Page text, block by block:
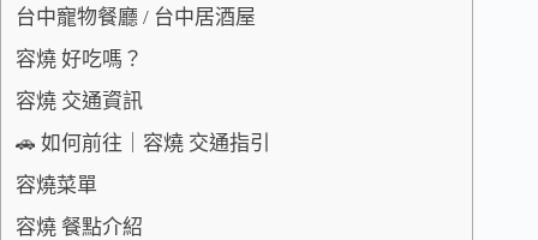
台中寵物餐廳 / 台中居酒屋
容燒 好吃嗎？
容燒 交通資訊
🚗 如何前往｜容燒 交通指引
容燒菜單
容燒 餐點介紹